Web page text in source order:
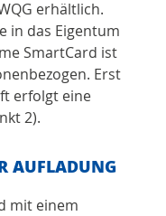
erhältlich.
in das Eigentum
SmartCard ist
Erst
erfolgt eine
2).
AUFLADUNG
mit einem